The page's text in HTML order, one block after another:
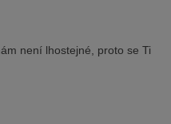
není lhostejné, proto se Ti